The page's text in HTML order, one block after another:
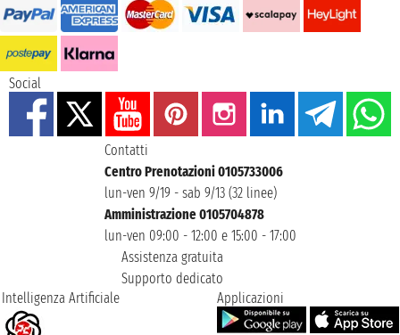
Social
Contatti
Centro Prenotazioni 0105733006
lun-ven 9/19 - sab 9/13 (32 linee)
Amministrazione 0105704878
lun-ven 09:00 - 12:00 e 15:00 - 17:00
Assistenza gratuita
Supporto dedicato
Intelligenza Artificiale
Applicazioni